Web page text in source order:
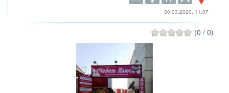
30.03.2020, 11:07
(0 / 0)